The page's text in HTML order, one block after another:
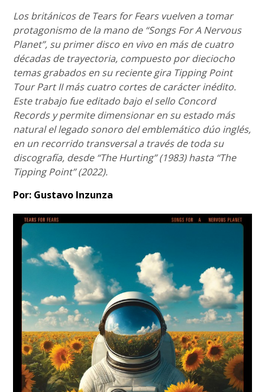
Los británicos de Tears for Fears vuelven a tomar
protagonismo de la mano de “Songs For A Nervous
Planet”, su primer disco en vivo en más de cuatro
décadas de trayectoria, compuesto por dieciocho
temas grabados en su reciente gira Tipping Point
Tour Part II más cuatro cortes de carácter inédito.
Este trabajo fue editado bajo el sello Concord
Records y permite dimensionar en su estado más
natural el legado sonoro del emblemático dúo inglés,
en un recorrido transversal a través de toda su
discografía, desde “The Hurting” (1983) hasta “The
Tipping Point” (2022).
Por: Gustavo Inzunza